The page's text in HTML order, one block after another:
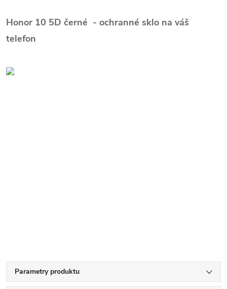
Honor 10 5D černé - ochranné sklo na váš
telefon
Parametry produktu